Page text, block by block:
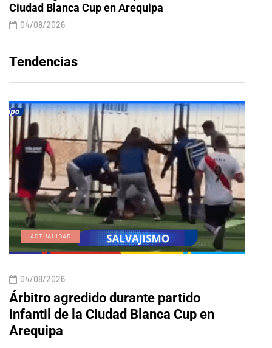
Ciudad Blanca Cup en Arequipa
04/08/2026
Tendencias
ACTUALIDAD
04/08/2026
Árbitro agredido durante partido
infantil de la Ciudad Blanca Cup en
Arequipa